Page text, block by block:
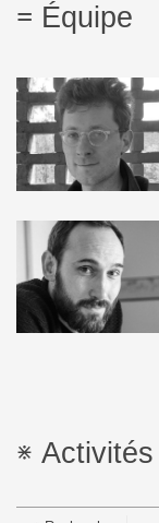
Équipe
Activités